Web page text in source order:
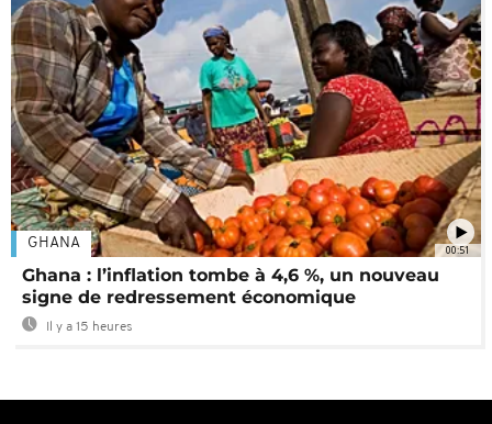
00:51
GHANA
Ghana : l’inflation tombe à 4,6 %, un nouveau
signe de redressement économique
Il y a 15 heures